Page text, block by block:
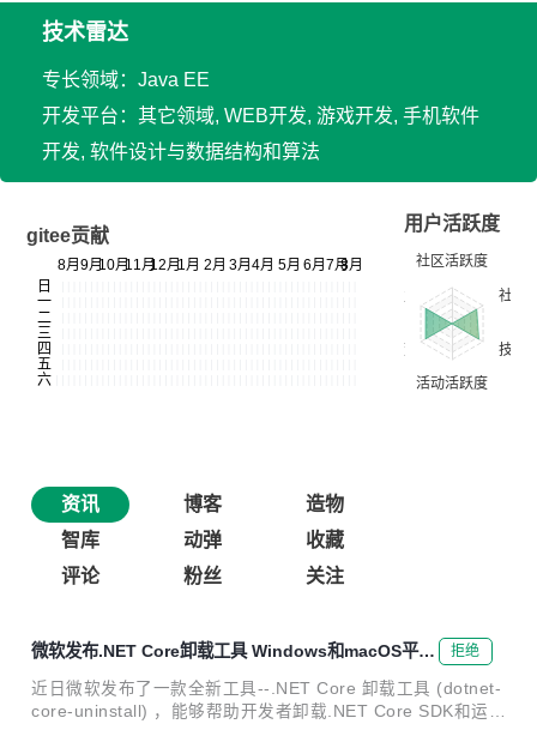
技术雷达
专长领域：Java EE
开发平台：其它领域, WEB开发, 游戏开发, 手机软件
开发, 软件设计与数据结构和算法
gitee贡献
用户活跃度
资讯 博客
造物
智库
动弹
收藏
评论
粉丝 关注
微软发布.NET Core卸载工具 Windows和macOS平台
已上线
拒绝
近日微软发布了一款全新工具--.NET Core 卸载工具 (dotnet-
core-uninstall) ，能够帮助开发者卸载.NET Core SDK和运行